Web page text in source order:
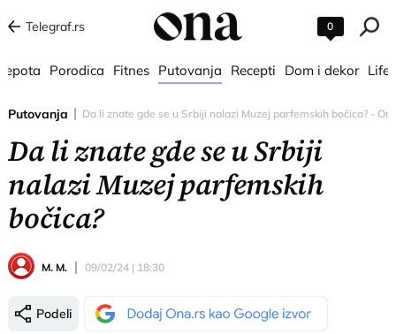
Telegraf.rs 0
Porodica Fitnes Putovanja Recepti Dom i dekor
Putovanja Da li znate gde se u Srbiji nalazi Muzej parfemskih bočica? -
Da li znate gde se u Srbiji
nalazi Muzej parfemskih
bočica?
M. M. 09/02/24 | 18:30
Podeli